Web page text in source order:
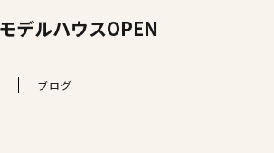
ウス
デルハウスOPEN
ブログ